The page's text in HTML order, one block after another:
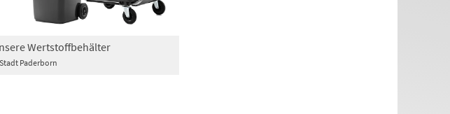
Paderborn
Wertstoffbehälter